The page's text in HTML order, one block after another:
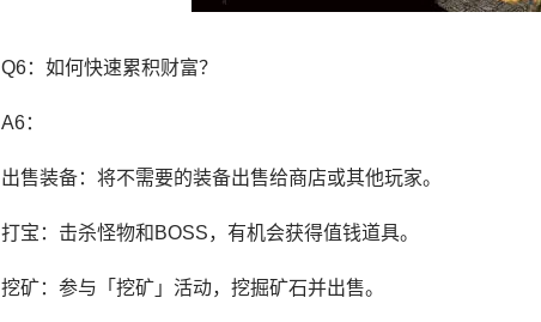
Q6：如何快速累积财富？
A6：
出售装备：将不需要的装备出售给商店或其他玩家。
打宝：击杀怪物和BOSS，有机会获得值钱道具。
挖矿：参与「挖矿」活动，挖掘矿石并出售。